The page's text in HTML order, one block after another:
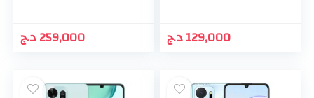
259,000د.ج 129,000د.ج